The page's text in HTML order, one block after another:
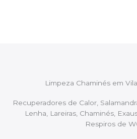
Limpeza Chaminés em
Recuperadores de Calor,
Lenha, Lareiras, Chaminés,
Respiros de